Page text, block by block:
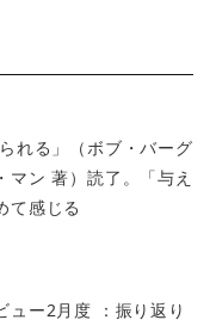
れる」（ボブ・バーグ
マン 著）読了。「与え
て感じる
ュー2月度 ：振り返り